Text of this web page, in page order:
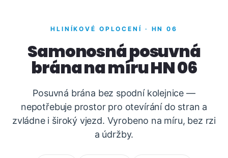
HLINÍKOVÉ OPLOCENÍ · HN 06
Samonosná posuvná
brána na míru HN 06
Posuvná brána bez spodní kolejnice —
nepotřebuje prostor pro otevírání do stran a
zvládne i široký vjezd. Vyrobeno na míru, bez rzi
a údržby.